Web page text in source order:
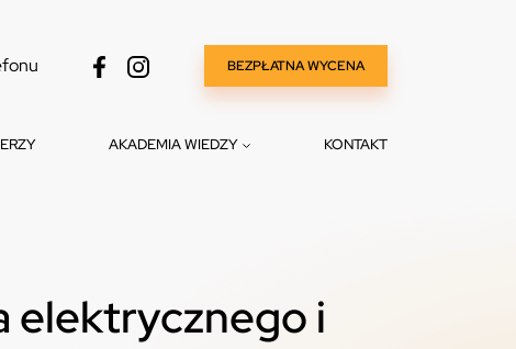
BEZPŁATNA WYCENA
AKADEMIA WIEDZY KONTAKT
elektrycznego i